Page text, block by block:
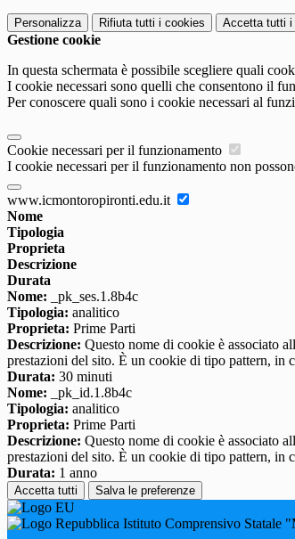
Personalizza Rifiuta tutti i cookies Accetta tutti i
Gestione cookie
In questa schermata è possibile scegliere quali
I cookie necessari sono quelli che consentono il
Per conoscere quali sono i cookie necessari al
Cookie necessari per il funzionamento
I cookie necessari per il funzionamento non
www.icmontoropironti.edu.it
Nome
Tipologia
Proprieta
Descrizione
Durata
Nome: _pk_ses.1.8b4c
Tipologia: analitico
Proprieta: Prime Parti
Descrizione: Questo nome di cookie è associato
prestazioni del sito. È un cookie di tipo pattern, in
Durata: 30 minuti
Nome: _pk_id.1.8b4c
Tipologia: analitico
Proprieta: Prime Parti
Descrizione: Questo nome di cookie è associato
prestazioni del sito. È un cookie di tipo pattern, in
Durata: 1 anno
Accetta tutti Salva le preferenze
Istituto Comprensivo Statale